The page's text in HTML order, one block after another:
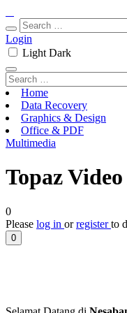
Login
Light Dark
Home
Data Recovery
Graphics & Design
Office & PDF
Multimedia
Topaz
0
Please log in orregisterto
0